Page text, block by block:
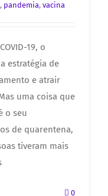
, pandemia, vacina
19, o
estratégia de
e atrair
uma coisa que
o seu
de quarentena,
tiveram mais
0